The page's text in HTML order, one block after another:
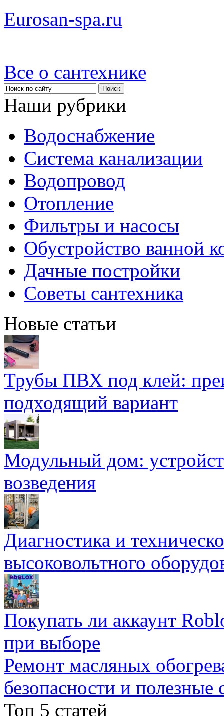
Eurosan-spa.ru
Все о сантехнике
Наши рубрики
Водоснабжение
Система канализации
Водопровод
Отопление
Фильтры и насосы
Обустройство ванной
Дачные постройки
Советы сантехника
Новые статьи
Трубы ПВХ под клей:
подходящий вариант
Модульный дом:
возведения
Диагностика и
высоковольтного
Покупать ли аккаунт
при выборе
Ремонт масляных
безопасности и полезные
Топ 5 статей